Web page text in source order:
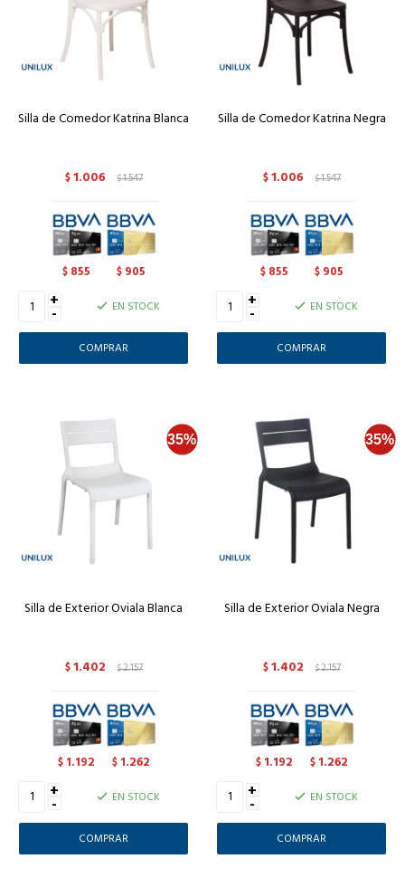
Silla de Comedor Katrina Blanca
$1.006 $1.547
$ 855 $ 905
+
- EN STOCK
Silla de Comedor Katrina Negra
$1.006 $1.547
$ 855 $ 905
+
- EN STOCK
Silla de Exterior Oviala Blanca
$1.402 $2.157
$ 1.192 $ 1.262
+
- EN STOCK
Silla de Exterior Oviala Negra
$1.402 $2.157
$ 1.192 $ 1.262
+
- EN STOCK